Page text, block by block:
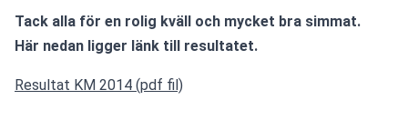
Tack alla för en rolig kväll och mycket bra simmat.
Resultat KM 2014 (pdf fil)